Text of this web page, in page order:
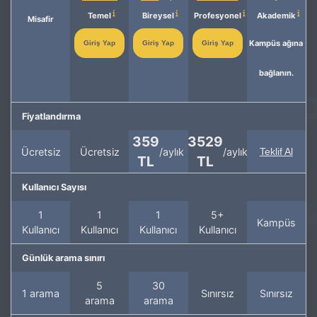
Misafir Temel
Giriş Yap
Bireysel
Giriş Yap
Profesyonel
Giriş Yap
Akademik
Kampüs ağına
bağlanın.
Fiyatlandırma
Ücretsiz Ücretsiz
359
TL
/aylık
3529
TL
/aylık Teklif Al
Kullanıcı Sayısı
1
Kullanıcı
1
Kullanıcı
1
Kullanıcı
5+
Kullanıcı
Kampüs
Günlük arama sınırı
1 arama
5
arama
30
arama
Sınırsız Sınırsız